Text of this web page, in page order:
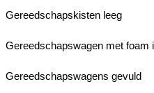
Gereedschapskisten leeg
Gereedschapswagen met foam
Gereedschapswagens gevuld